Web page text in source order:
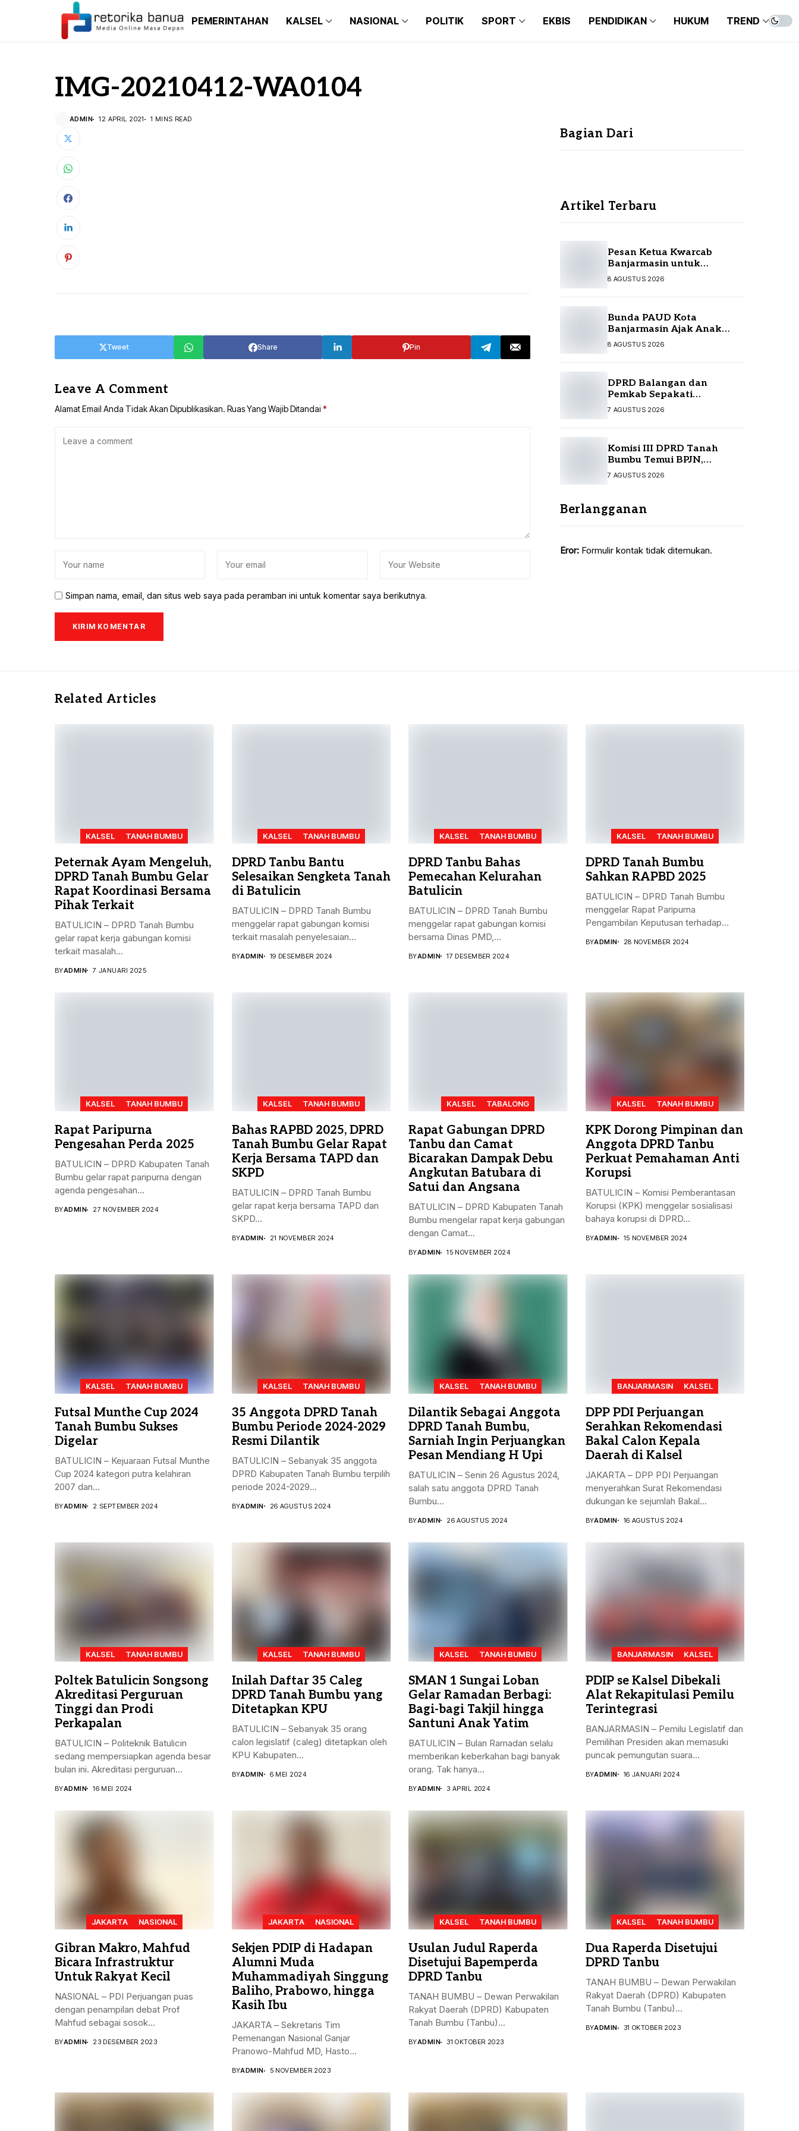
PEMERINTAHAN KALSEL
BARITO KUALA
TANAH LAUT
NASIONAL POLITIK SPORT EKBIS PENDIDIKAN HUKUM TREND
BANJARMASIN
BANJARBARU
BALI SEPAKBOLA
OLAHRAGA
BEASISWA
IMG-20210412-WA0104
ADMIN 12 APRIL 2021 1 MINS READ
Share
Tweet Pin
Leave A Comment
Alamat Email Anda Tidak Akan Dipublikasikan. Ruas Yang Wajib Ditandai *
Simpan nama, email, dan situs web saya pada peramban ini untuk komentar saya berikutnya.
Bagian Dari
Artikel Terbaru
Pesan Ketua Kwarcab
Banjarmasin untuk
Kontingen Jamnas XII
8 AGUSTUS 2026
Bunda PAUD Kota
Banjarmasin Ajak Anak
Jelajah Literasi di Taman
8 AGUSTUS 2026
DPRD Balangan dan
Pemkab Sepakati
Perubahan APBD 2026
7 AGUSTUS 2026
Komisi III DPRD Tanah
Bumbu Temui BPJN,
Perjuangkan Sejumlah
7 AGUSTUS 2026
Berlangganan
Eror: Formulir kontak tidak ditemukan.
Related Articles
KALSEL TANAH BUMBU
Peternak Ayam Mengeluh,
DPRD Tanah Bumbu Gelar
Rapat Koordinasi Bersama
Pihak Terkait
BATULICIN – DPRD Tanah Bumbu
gelar rapat kerja gabungan komisi
terkait masalah...
BYADMIN 7 JANUARI 2025
KALSEL TANAH BUMBU
DPRD Tanbu Bantu
Selesaikan Sengketa Tanah
di Batulicin
BATULICIN – DPRD Tanah Bumbu
menggelar rapat gabungan komisi
terkait masalah penyelesaian...
BYADMIN 19 DESEMBER 2024
KALSEL TANAH BUMBU
DPRD Tanbu Bahas
Pemecahan Kelurahan
Batulicin
BATULICIN – DPRD Tanah Bumbu
menggelar rapat gabungan komisi
bersama Dinas PMD,...
BYADMIN 17 DESEMBER 2024
KALSEL TANAH BUMBU
DPRD Tanah Bumbu
Sahkan RAPBD 2025
BATULICIN – DPRD Tanah Bumbu
menggelar Rapat Paripurna
Pengambilan Keputusan terhadap
BYADMIN 28 NOVEMBER 2024
KALSEL TANAH BUMBU
Rapat Paripurna
Pengesahan Perda 2025
BATULICIN – DPRD Kabupaten Tanah
Bumbu gelar rapat paripurna dengan
agenda pengesahan...
BYADMIN 27 NOVEMBER 2024
KALSEL TANAH BUMBU
Bahas RAPBD 2025, DPRD
Tanah Bumbu Gelar Rapat
Kerja Bersama TAPD dan
SKPD
BATULICIN – DPRD Tanah Bumbu
gelar rapat kerja bersama TAPD dan
SKPD...
BYADMIN 21 NOVEMBER 2024
KALSEL TABALONG
Rapat Gabungan DPRD
Tanbu dan Camat
Bicarakan Dampak Debu
Angkutan Batubara di
Satui dan Angsana
BATULICIN – DPRD Kabupaten Tanah
Bumbu mengelar rapat kerja gabungan
dengan Camat...
BYADMIN 15 NOVEMBER 2024
KALSEL TANAH BUMBU
KPK Dorong Pimpinan dan
Anggota DPRD Tanbu
Perkuat Pemahaman Anti
Korupsi
BATULICIN – Komisi Pemberantasan
Korupsi (KPK) menggelar sosialisasi
bahaya korupsi di DPRD...
BYADMIN 15 NOVEMBER 2024
KALSEL TANAH BUMBU
Futsal Munthe Cup 2024
Tanah Bumbu Sukses
Digelar
BATULICIN – Kejuaraan Futsal Munthe
Cup 2024 kategori putra kelahiran
2007 dan...
BYADMIN 2 SEPTEMBER 2024
KALSEL TANAH BUMBU
35 Anggota DPRD Tanah
Bumbu Periode 2024-2029
Resmi Dilantik
BATULICIN – Sebanyak 35 anggota
DPRD Kabupaten Tanah Bumbu terpilih
periode 2024-2029...
BYADMIN 26 AGUSTUS 2024
KALSEL TANAH BUMBU
Dilantik Sebagai Anggota
DPRD Tanah Bumbu,
Sarniah Ingin Perjuangkan
Pesan Mendiang H Upi
BATULICIN – Senin 26 Agustus 2024,
salah satu anggota DPRD Tanah
Bumbu...
BYADMIN 26 AGUSTUS 2024
BANJARMASIN KALSEL
DPP PDI Perjuangan
Serahkan Rekomendasi
Bakal Calon Kepala
Daerah di Kalsel
JAKARTA – DPP PDI Perjuangan
menyerahkan Surat Rekomendasi
dukungan ke sejumlah Bakal...
BYADMIN 16 AGUSTUS 2024
KALSEL TANAH BUMBU
Poltek Batulicin Songsong
Akreditasi Perguruan
Tinggi dan Prodi
Perkapalan
BATULICIN – Politeknik Batulicin
sedang mempersiapkan agenda besar
bulan ini. Akreditasi perguruan...
BYADMIN 16 MEI 2024
KALSEL TANAH BUMBU
Inilah Daftar 35 Caleg
DPRD Tanah Bumbu yang
Ditetapkan KPU
BATULICIN – Sebanyak 35 orang
calon legislatif (caleg) ditetapkan oleh
KPU Kabupaten...
BYADMIN 6 MEI 2024
KALSEL TANAH BUMBU
SMAN 1 Sungai Loban
Gelar Ramadan Berbagi:
Bagi-bagi Takjil hingga
Santuni Anak Yatim
BATULICIN – Bulan Ramadan selalu
memberikan keberkahan bagi banyak
orang. Tak hanya...
BYADMIN 3 APRIL 2024
BANJARMASIN KALSEL
PDIP se Kalsel Dibekali
Alat Rekapitulasi Pemilu
Terintegrasi
BANJARMASIN – Pemilu Legislatif dan
Pemilihan Presiden akan memasuki
puncak pemungutan suara...
BYADMIN 16 JANUARI 2024
JAKARTA NASIONAL
Gibran Makro, Mahfud
Bicara Infrastruktur
Untuk Rakyat Kecil
NASIONAL – PDI Perjuangan puas
dengan penampilan debat Prof
Mahfud sebagai sosok...
BYADMIN 23 DESEMBER 2023
JAKARTA NASIONAL
Sekjen PDIP di Hadapan
Alumni Muda
Muhammadiyah Singgung
Baliho, Prabowo, hingga
Kasih Ibu
JAKARTA – Sekretaris Tim
Pemenangan Nasional Ganjar
Pranowo-Mahfud MD, Hasto
BYADMIN 5 NOVEMBER 2023
KALSEL TANAH BUMBU
Usulan Judul Raperda
Disetujui Bapemperda
DPRD Tanbu
TANAH BUMBU – Dewan Perwakilan
Rakyat Daerah (DPRD) Kabupaten
Tanah Bumbu (Tanbu)...
BYADMIN 31 OKTOBER 2023
KALSEL TANAH BUMBU
Dua Raperda Disetujui
DPRD Tanbu
TANAH BUMBU – Dewan Perwakilan
Rakyat Daerah (DPRD) Kabupaten
Tanah Bumbu (Tanbu)...
BYADMIN 31 OKTOBER 2023